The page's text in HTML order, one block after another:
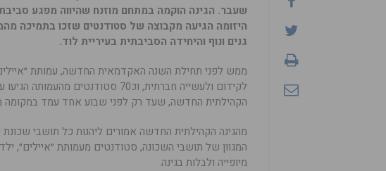
שעבר. הגינה הוקמה במתחם מוזנח שהיווה מפגע סביבתי
היזומה הגיעה מקבוצה של סטודנטים שזכו בתמיכה
גנים ונוף והיחידה הסביבתית בעיריית לוד.
ממש לפני תחילת השנה האקדמאית החדשה, עמותת
לקידום ולעשייה חברתית, וכ70
הקהילתית החדשה, שעד רק לפני שבוע אחד עמד במקומה
מהגינה הקהילתית החדשה אמורים ליהנות כל תושבי שכונת
המגוון של תושבי השכונה, סטודנטים מעמותת ״איילים״,
מיופייה ולבלות בגינה.